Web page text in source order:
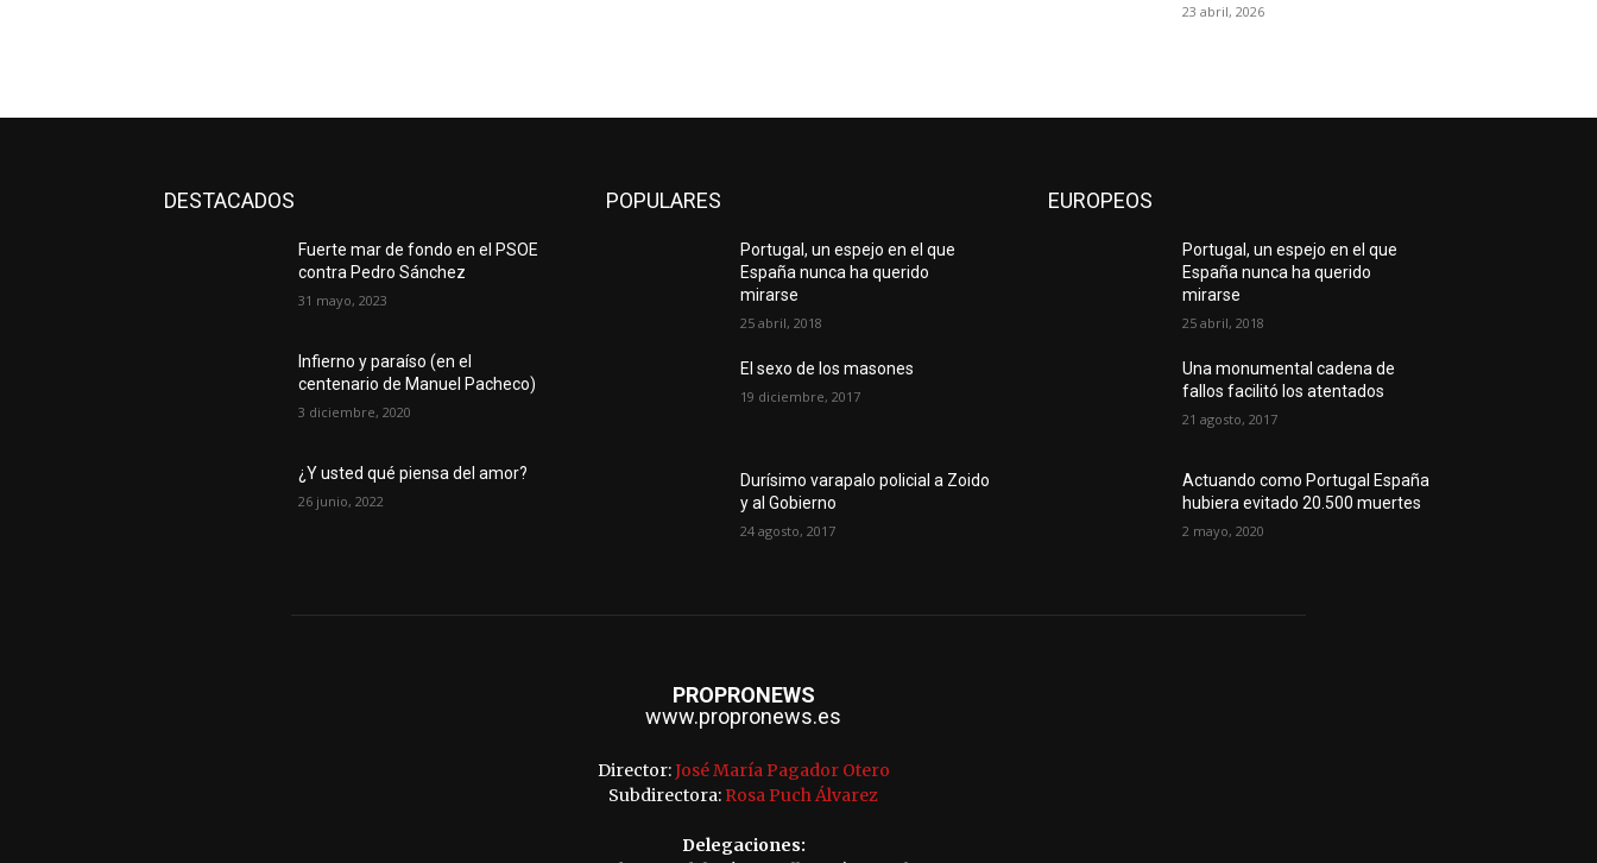
23 abril, 2026
DESTACADOS
Fuerte mar de fondo en el PSOE
contra Pedro Sánchez
31 mayo, 2023
Infierno y paraíso (en el
centenario de Manuel Pacheco)
3 diciembre, 2020
¿Y usted qué piensa del amor?
26 junio, 2022
POPULARES
Portugal, un espejo en el que
España nunca ha querido
mirarse
25 abril, 2018
El sexo de los masones
19 diciembre, 2017
Durísimo varapalo policial a Zoido
y al Gobierno
24 agosto, 2017
EUROPEOS
Portugal, un espejo en el que
España nunca ha querido
mirarse
25 abril, 2018
Una monumental cadena de
fallos facilitó los atentados
21 agosto, 2017
Actuando como Portugal España
hubiera evitado 20.500 muertes
2 mayo, 2020
PROPRONEWS
www.propronews.es
Director:José María Pagador Otero
Subdirectora: Rosa Puch Álvarez
Delegaciones: